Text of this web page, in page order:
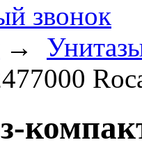
звонок
→